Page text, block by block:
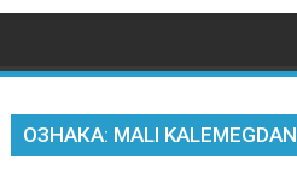
ОЗНАКА: MALI KALEMEGDAN